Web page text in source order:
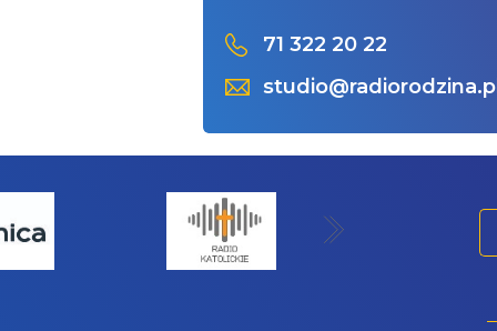
71 322 20 22
studio@radiorodzina.pl